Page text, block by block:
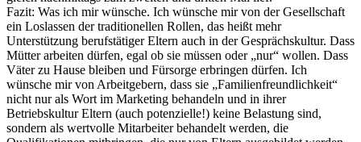
Fazit: Was ich mir wünsche. Ich wünsche mir von der Gesellschaft
ein Loslassen der traditionellen Rollen, das heißt mehr
Unterstützung berufstätiger Eltern auch in der Gesprächskultur. Dass
Mütter arbeiten dürfen, egal ob sie müssen oder „nur“ wollen. Dass
Väter zu Hause bleiben und Fürsorge erbringen dürfen. Ich
wünsche mir von Arbeitgebern, dass sie „Familienfreundlichkeit“
nicht nur als Wort im Marketing behandeln und in ihrer
Betriebskultur Eltern (auch potenzielle!) keine Belastung sind,
sondern als wertvolle Mitarbeiter behandelt werden, die